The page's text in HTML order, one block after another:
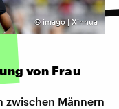
©imago | Xinhua
von Frau
zwischen Männern